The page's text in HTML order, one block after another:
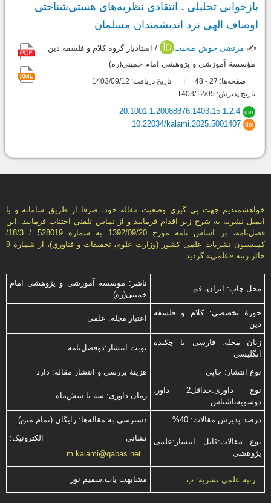
بازخوانی تحلیلی ـ انتقادی نظریه‌های هستی‌شناختی
اوصاف الهی نزد اندیشمندان مسلمان
✍️ مرتضی خوش صحبت
/ استادیار گروه کلام و فلسفة دین
مؤسسة آموزشی و پژوهشی امام خمینی(ره)
صفحه‌ها: 27
-
تاریخ دریافت: 1403/09/12
تاریخ پذیرش: 1403/12/05
dor
20.1001.1.20088876.1403.15.1.2.4
doi
10.22034/kalami.2025.5001407
خواهشمنديم جهت پي گيري وضعيت مقاله خود، صرفا از طريق سامانه و يا
ايميل نشريه به شرح زير اقدام فرماييد و از تماس تلفني اجتناب فرماييد. اين
فصل‌نامه، بر اساس نامه مورخ 1392/09/20 به شماره 528019 / 18/3/
كميسيون نشريات علمی كشور (وزارت علوم، تحقيقات و فناوري)، از شماره 9
حائز رتبه «علمی» گرديد.
محل چاپ: ایران، قم
ناشر: موسسه آموزشی و پژوهشی امام
خمینی(ره)
حوزۀ تخصصی: کلام و فلسفه
دین
اعتبار مجله: علمی
زبان مجله: فارسی با چكیده
انگلیسی
نوبت انتشار:دوفصل‌نامه
نوع انتشار: چاپی
هزینۀ بررسی و انتشار مقاله: دارد
نوع داوری:حداقل2 داور،
دوسویه‌ناشناس
زمان داوری: سه تا شش‌ماه
درصد پذیرش مقالات: 40% دسترسی به مقاله‌ها: رایگان (تمام متن)
نوع مقالات:قابل انتشار:علمی
پژوهشی
نشانی الکترونیک:
m.kalami@qabas.net
رتبه علمی نشریه: ب مشابهت ياب:سميم نور